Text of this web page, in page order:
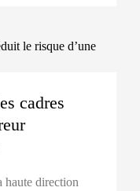
cadres
haute direction